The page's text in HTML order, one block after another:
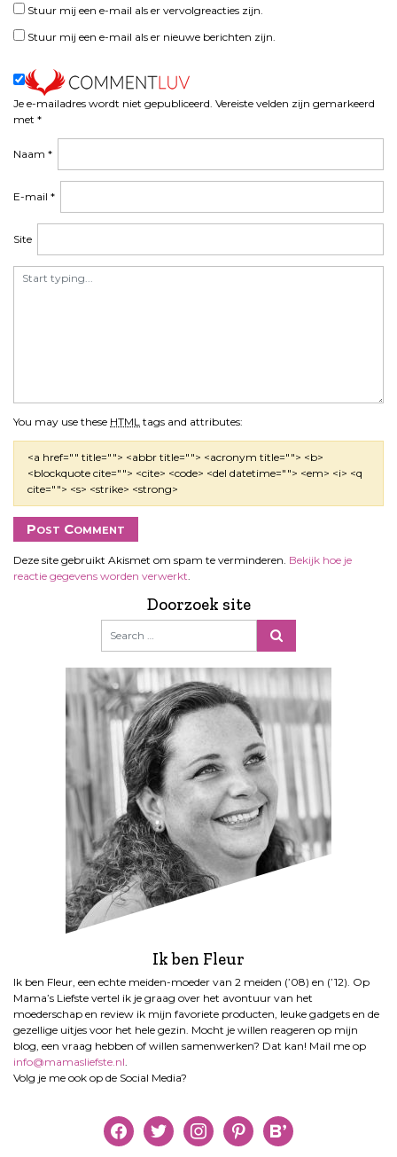
t
n
v
g
t
e
Je e-mailadres wordt niet gepubliceerd. Vereiste velden zijn gemarkeerd
met *
You may use these HTML tags and attributes:
<a href="" title=""> <abbr title=""> <acronym title=""> <b>
<blockquote cite=""> <cite> <code> <del datetime=""> <em> <i> <q
cite=""> <s> <strike> <strong>
Naam *
E-mail *
Site
Stuur mij een e-mail als er vervolgreacties zijn.
Stuur mij een e-mail als er nieuwe berichten zijn.
Deze site gebruikt Akismet om spam te verminderen. Bekijk hoe je
reactie gegevens worden verwerkt
Doorzoek site
Ik ben Fleur
Ik ben Fleur, een echte meiden-moeder van 2 meiden (’08) en (’12). Op
Mama’s Liefste vertel ik je graag over het avontuur van het
moederschap en review ik mijn favoriete producten, leuke gadgets en de
gezellige uitjes voor het hele gezin. Mocht je willen reageren op mijn
blog, een vraag hebben of willen samenwerken? Dat kan! Mail me op
info@mamasliefste.nl
Volg je me ook op de Social Media?
facebooktwitter instagrampinterestbloglovin